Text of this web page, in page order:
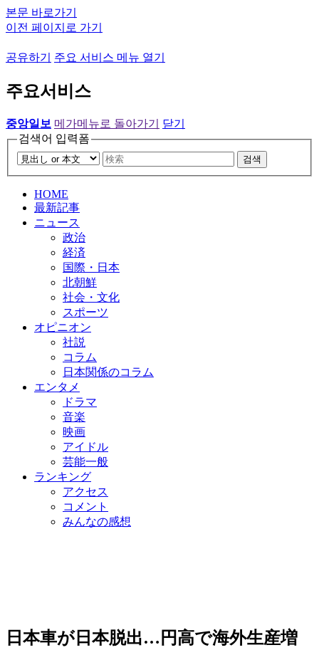
본문 바로가기
이전 페이지로 가기
공유하기 주요 서비스 메뉴 열기
주요서비스
중앙일보 메가메뉴로 돌아가기
닫기
검색어 입력폼
검색
HOME
最新記事
ニュース
政治
経済
国際・日本
北朝鮮
社会・文化
スポーツ
オピニオン
社説
コラム
日本関係のコラム
エンタメ
ドラマ
音楽
映画
アイドル
芸能一般
ランキング
アクセス
コメント
みんなの感想
日本車が日本脱出…円高で海外生産増